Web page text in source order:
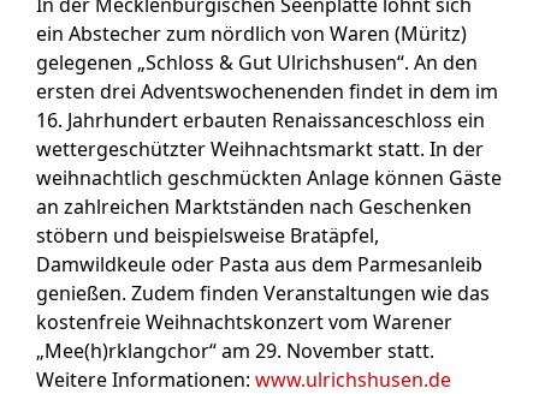
ein Abstecher zum nördlich von Waren (Müritz)
gelegenen „Schloss & Gut Ulrichshusen“. An den
ersten drei Adventswochenenden findet in dem im
16. Jahrhundert erbauten Renaissanceschloss ein
wettergeschützter Weihnachtsmarkt statt. In der
weihnachtlich geschmückten Anlage können Gäste
an zahlreichen Marktständen nach Geschenken
stöbern und beispielsweise Bratäpfel,
Damwildkeule oder Pasta aus dem Parmesanleib
genießen. Zudem finden Veranstaltungen wie das
kostenfreie Weihnachtskonzert vom Warener
„Mee(h)rklangchor“ am 29. November statt.
Weitere Informationen: www.ulrichshusen.de